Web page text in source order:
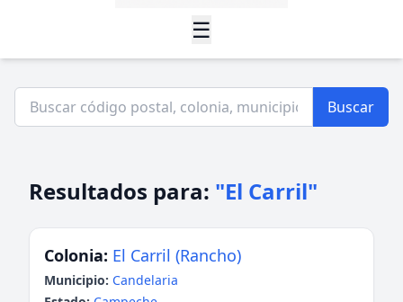
☰
Buscar
Resultados para: "El Carril"
Colonia: El Carril (Rancho)
Municipio: Candelaria